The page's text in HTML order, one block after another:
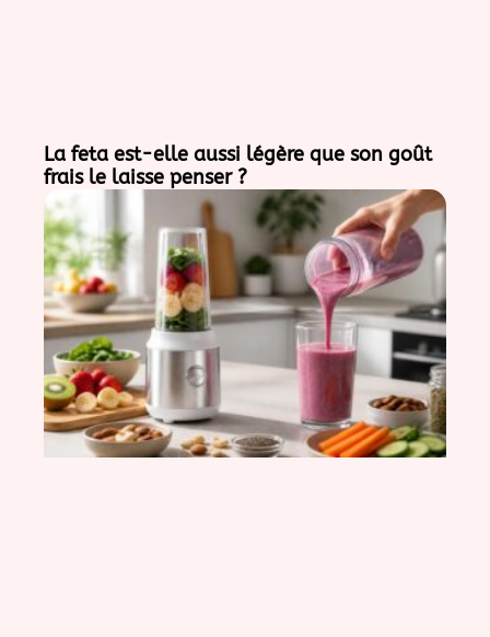
La feta est-elle aussi légère que son goût
frais le laisse penser ?